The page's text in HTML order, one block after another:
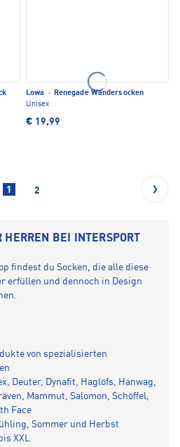
Lowa · Renegade Wandersocken
Unisex
€ 19,99
1 2
HERREN BEI INTERSPORT
findest du Socken, die alle diese
erfüllen und dennoch in Design
von spezialisierten
Deuter, Dynafit, Haglöfs, Hanwag,
Mammut, Salomon, Schöffel,
Face
Sommer und Herbst
XXL